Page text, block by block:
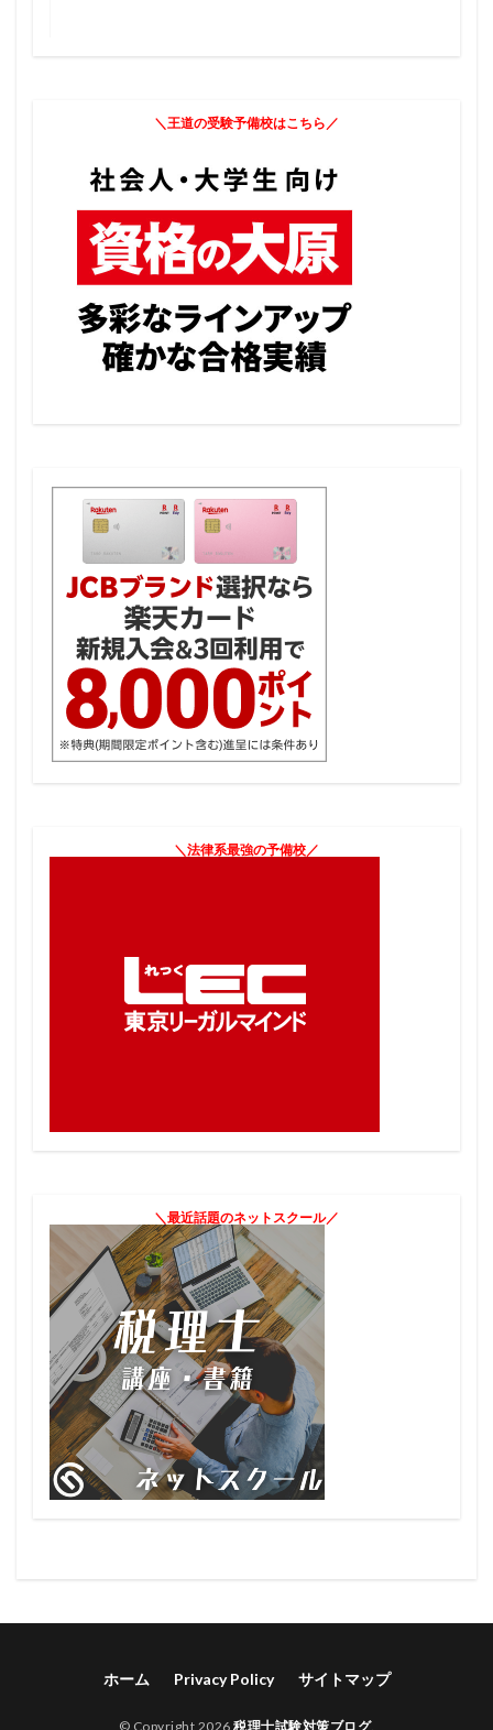
＼王道の受験予備校はこちら／
＼法律系最強の予備校／
＼最近話題のネットスクール／
ホーム Privacy Policy サイトマップ
© Copyright 2026 税理士試験対策ブログ.